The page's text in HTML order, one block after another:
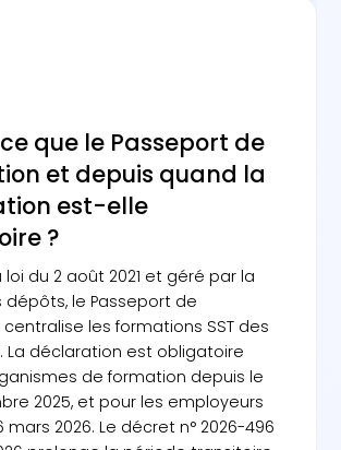
que le Passeport de
et depuis quand la
est-elle
?
loi du 2 août 2021 et géré par la
dépôts, le Passeport de
les formations SST des
La déclaration est obligatoire
de formation depuis le
2025, et pour les employeurs
mars 2026. Le décret n° 2026-496